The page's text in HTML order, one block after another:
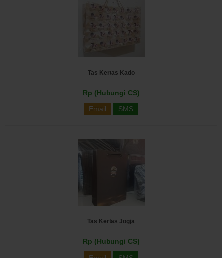
Tas Kertas Kado
Rp (Hubungi CS)
Email SMS
Tas Kertas Jogja
Rp (Hubungi CS)